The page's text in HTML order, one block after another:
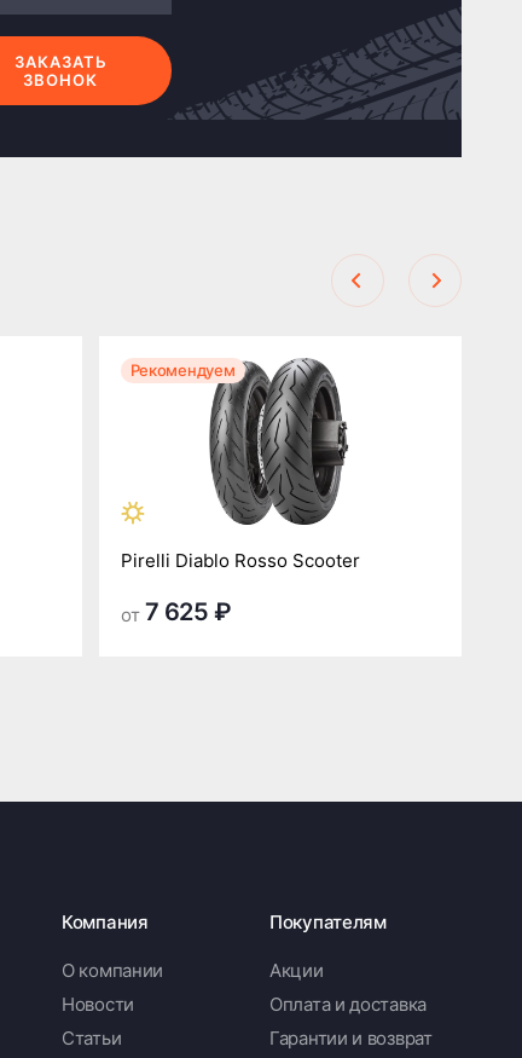
ЗАКАЗАТЬ
ЗВОНОК
Рекомендуем
Pirelli Diablo Rosso Scooter
от 7 625 ₽
Компания
О компании
Новости
Статьи
Покупателям
Акции
Оплата и доставка
Гарантии и возврат